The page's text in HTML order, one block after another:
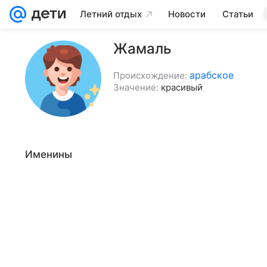
Летний отдых Новости Статьи
Жамаль
Происхождение: арабское
Значение: красивый
Именины